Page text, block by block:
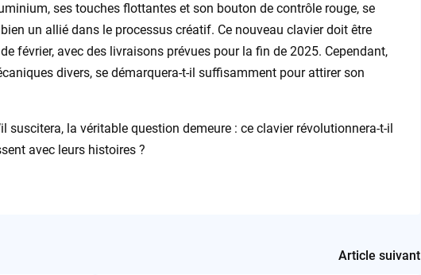
ses touches flottantes et son bouton de contrôle rouge, se
un allié dans le processus créatif. Ce nouveau clavier doit être
février, avec des livraisons prévues pour la fin de 2025. Cependant,
divers, se démarquera-t-il suffisamment pour attirer son
suscitera, la véritable question demeure : ce clavier révolutionnera-t-il
avec leurs histoires ?
Article suivant